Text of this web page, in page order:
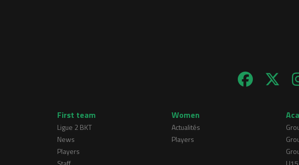
First team
Ligue 2 BKT
News
Players
Women
Actualités
Players